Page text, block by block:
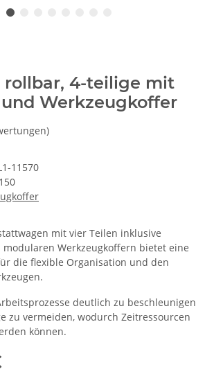
4‑teilige mit
Werkzeugkoffer
11570
mit vier Teilen inklusive
Werkzeugkoffern bietet eine
die flexible Organisation und den
deutlich zu beschleunigen
zu vermeiden, wodurch Zeitressourcen
können.